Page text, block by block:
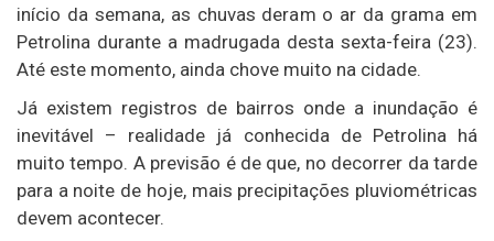
início da semana, as chuvas deram o ar da grama em
Petrolina durante a madrugada desta sexta-feira (23).
Até este momento, ainda chove muito na cidade.
Já existem registros de bairros onde a inundação é
inevitável – realidade já conhecida de Petrolina há
muito tempo. A previsão é de que, no decorrer da tarde
para a noite de hoje, mais precipitações pluviométricas
devem acontecer.